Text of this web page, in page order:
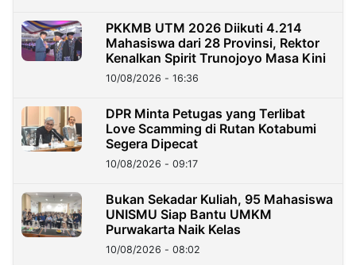
PKKMB UTM 2026 Diikuti 4.214
Mahasiswa dari 28 Provinsi, Rektor
Kenalkan Spirit Trunojoyo Masa Kini
10/08/2026 - 16:36
DPR Minta Petugas yang Terlibat
Love Scamming di Rutan Kotabumi
Segera Dipecat
10/08/2026 - 09:17
Bukan Sekadar Kuliah, 95 Mahasiswa
UNISMU Siap Bantu UMKM
Purwakarta Naik Kelas
10/08/2026 - 08:02